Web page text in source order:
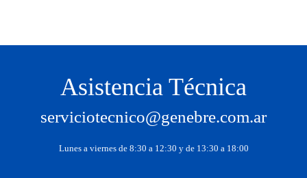
Asistencia Técnica
serviciotecnico@genebre.com.ar
Lunes a viernes de 8:30 a 12:30 y de 13:30 a 18:00